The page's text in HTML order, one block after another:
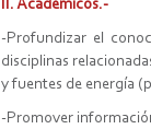
II. Académicos.-
-Profundizar el
disciplinas
y fuentes de energía
-Promover